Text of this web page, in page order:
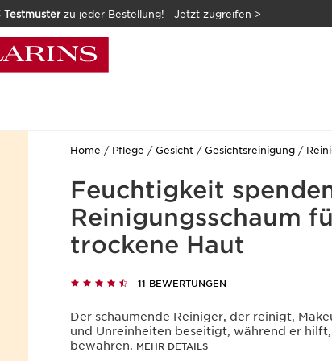
Testmusterzu jeder Bestellung! Jetzt zugreifen >
Home Pflege Gesicht Gesichtsreinigung
Feuchtigkeit
Reinigungsschaum
trockene Haut
11 BEWERTUNGEN
Der schäumende Reiniger, der reinigt,
und Unreinheiten beseitigt, während er
bewahren. MEHR DETAILS